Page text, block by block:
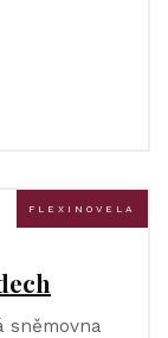
FLEXINOVELA
sněmovna